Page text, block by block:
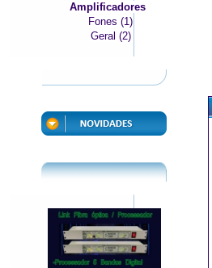
Amplificadores
Fones (1)
Geral (2)